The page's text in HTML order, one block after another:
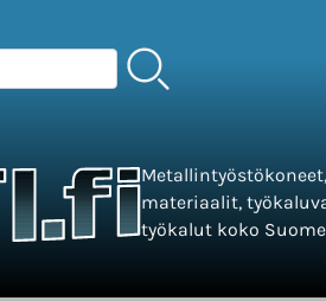
materiaalit,
työkalut koko